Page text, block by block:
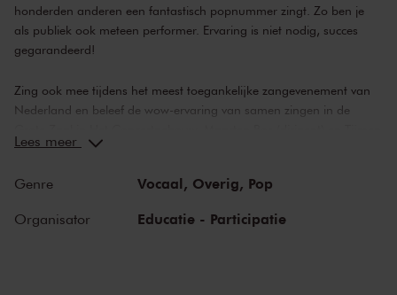
honderden anderen een fantastisch popnummer zingt. Zo ben je
als publiek ook meteen performer. Ervaring is niet nodig, succes
gegarandeerd!
Zing ook mee tijdens het meest toegankelijke zangevenement van
Nederland en beleef de wow-ervaring van samen zingen in de
de Koning (gitarist) zijn de drijvende kracht achter het popup koor.
onder de douche zingt, met je vrienden in de kroeg, of helemaal
magisch mooi meerstemmig resultaat.
Lees meer
Genre Vocaal, Overig, Pop
Organisator Educatie - Participatie